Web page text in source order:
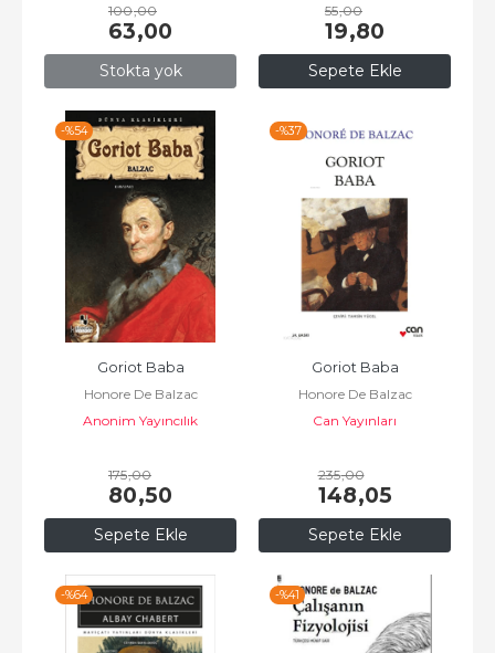
Stokta yok
Yayınları
100,00
63,00
Sepete Ekle
55,00
19,80
-%54
Sepete Ekle
Goriot Baba
Honore De Balzac
Anonim Yayıncılık
175,00
80,50
-%37
Sepete Ekle
Goriot Baba
Honore De Balzac
Can Yayınları
235,00
148,05
-%64 -%41